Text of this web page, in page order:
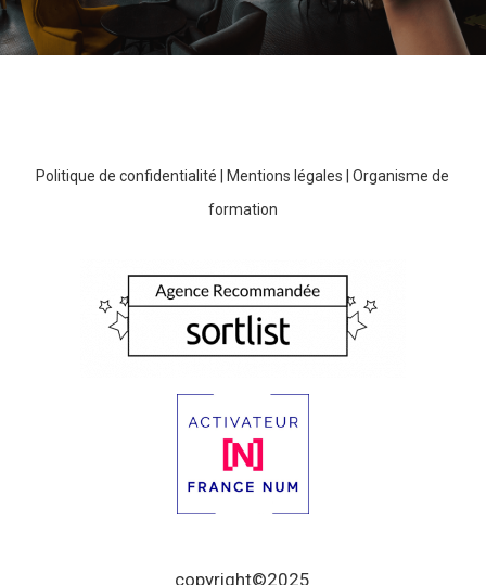
Politique de confidentialité Mentions légales |Organisme de
formation
copyright©2025